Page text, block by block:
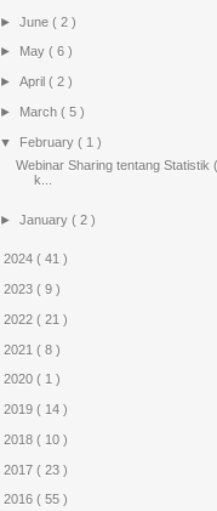
►June( 2 )
► May( 6 )
►April( 2 )
► March( 5 )
▼ February( 1 )
Webinar Sharing tentang Statistik
k...
►January( 2 )
2024 ( 41 )
2023 ( 9 )
2022 ( 21 )
2021 ( 8 )
2020 ( 1 )
2019 ( 14 )
2018 ( 10 )
2017 ( 23 )
2016 ( 55 )